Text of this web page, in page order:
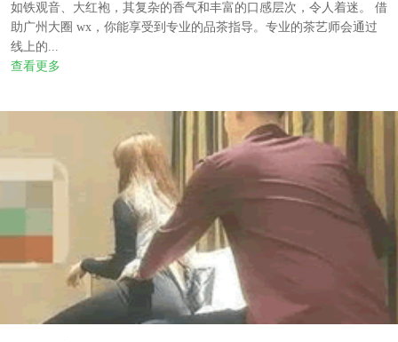
如铁观音、大红袍，其复杂的香气和丰富的口感层次，令人着迷。 借
助广州大圈 wx，你能享受到专业的品茶指导。专业的茶艺师会通过
线上的...
查看更多